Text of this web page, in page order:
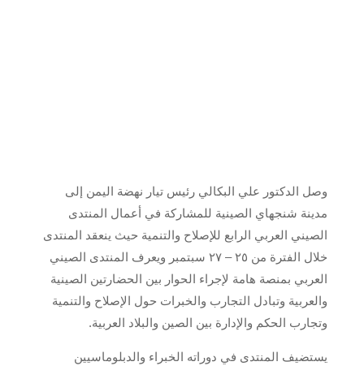
وصل الدكتور علي البكالي رئيس تيار نهضة اليمن إلى
مدينة شنجهاي الصينية للمشاركة في أعمال المنتدى
الصيني العربي الرابع للإصلاح والتنمية حيث ينعقد المنتدى
خلال الفترة من ٢٥ – ٢٧ سبتمبر ويعرف المنتدى الصيني
العربي بمنصة هامة لإجراء الحوار بين الحضارتين الصينية
والعربية وتبادل التجارب والخبرات حول الإصلاح والتنمية
وتجارب الحكم والإدارة بين الصين والبلاد العربية.
يستضيف المنتدى في دوراته الخبراء والدبلوماسيين